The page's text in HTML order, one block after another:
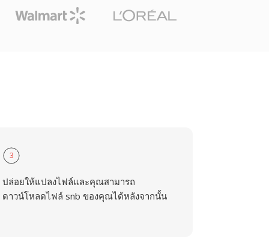
3
ปล่อยให้แปลงไฟล์และคุณสามารถ
ดาวน์โหลดไฟล์ snb ของคุณได้หลังจากนั้น